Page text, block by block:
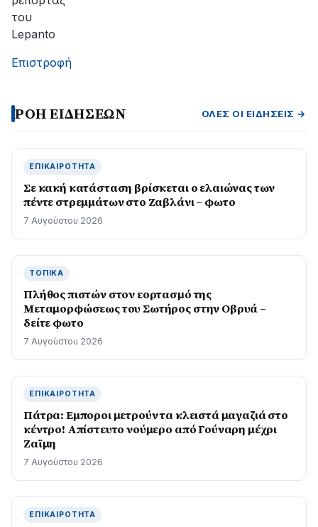
του
Lepanto
Επιστροφή
ΡΟΗ ΕΙΔΗΣΕΩΝ ΌΛΕΣ ΟΙ ΕΙΔΉΣΕΙΣ →
ΕΠΙΚΑΙΡΌΤΗΤΑ
Σε κακή κατάσταση βρίσκεται ο ελαιώνας των
πέντε στρεμμάτων στο Ζαβλάνι – φωτο
7 Αυγούστου 2026
ΤΟΠΙΚΆ
Πλήθος πιστών στον εορτασμό της
Μεταμορφώσεως του Σωτήρος στην Οβρυά –
δείτε φωτο
7 Αυγούστου 2026
ΕΠΙΚΑΙΡΌΤΗΤΑ
Πάτρα: Εμποροι μετρούν τα κλειστά μαγαζιά στο
κέντρο! Απίστευτο νούμερο από Γούναρη μέχρι
Ζαϊμη
7 Αυγούστου 2026
ΕΠΙΚΑΙΡΌΤΗΤΑ